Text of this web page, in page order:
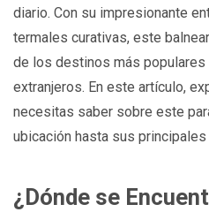
diario. Con su impresionante
termales curativas, este
de los destinos más
extranjeros. En este artículo,
necesitas saber sobre este
ubicación hasta sus
¿Dónde se